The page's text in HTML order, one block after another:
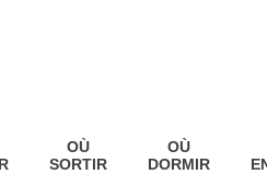
OÙ
SORTIR
OÙ
DORMIR